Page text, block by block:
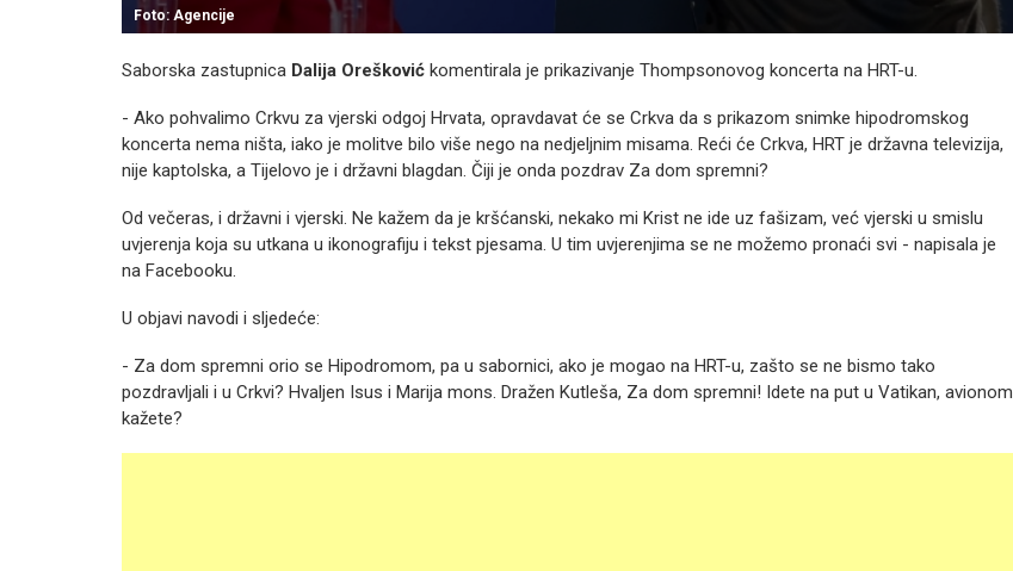
Foto: Agencije
Saborska zastupnica Dalija Orešković komentirala je prikazivanje Thompsonovog koncerta na HRT-u.
- Ako pohvalimo Crkvu za vjerski odgoj Hrvata, opravdavat će se Crkva da s prikazom snimke hipodromskog
koncerta nema ništa, iako je molitve bilo više nego na nedjeljnim misama. Reći će Crkva, HRT je državna televizija,
nije kaptolska, a Tijelovo je i državni blagdan. Čiji je onda pozdrav Za dom spremni?
Od večeras, i državni i vjerski. Ne kažem da je kršćanski, nekako mi Krist ne ide uz fašizam, već vjerski u smislu
uvjerenja koja su utkana u ikonografiju i tekst pjesama. U tim uvjerenjima se ne možemo pronaći svi - napisala je
na Facebooku.
U objavi navodi i sljedeće:
- Za dom spremni orio se Hipodromom, pa u sabornici, ako je mogao na HRT-u, zašto se ne bismo tako
pozdravljali i u Crkvi? Hvaljen Isus i Marija mons. Dražen Kutleša, Za dom spremni! Idete na put u Vatikan, avionom
kažete?